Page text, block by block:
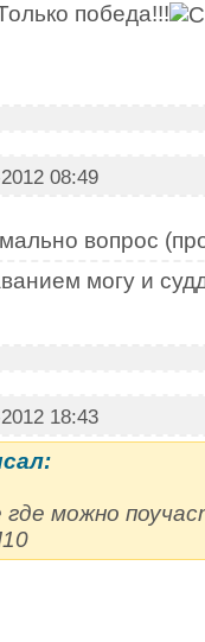
победа!!!
08:49
вопрос
могу и
18:43
где можно